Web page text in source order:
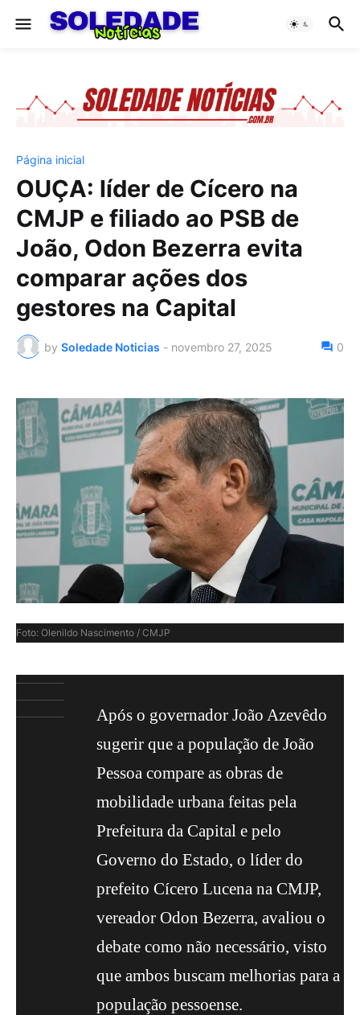
Página inicial
OUÇA: líder de Cícero na
CMJP e filiado ao PSB de
João, Odon Bezerra evita
comparar ações dos
gestores na Capital
by Soledade Noticias - novembro 27, 2025 0
Foto: Olenildo Nascimento / CMJP
Após o governador João Azevêdo
sugerir que a população de João
Pessoa compare as obras de
mobilidade urbana feitas pela
Prefeitura da Capital e pelo
Governo do Estado, o líder do
prefeito Cícero Lucena na CMJP,
vereador Odon Bezerra, avaliou o
debate como não necessário, visto
que ambos buscam melhorias para a
população pessoense.